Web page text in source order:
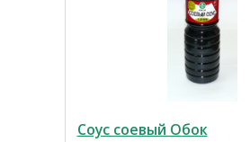
Соус соевый Обок